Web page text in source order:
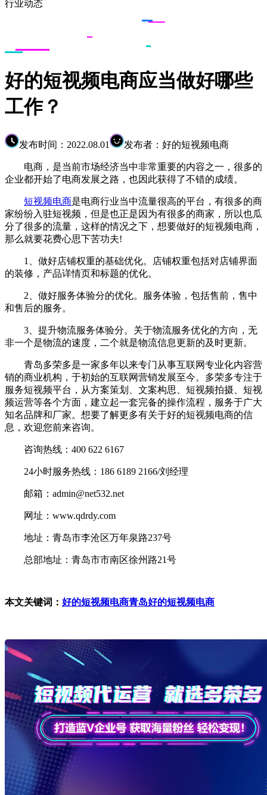
行业动态
好的短视频电商应当做好哪些
工作？
发布时间：2022.08.01 发布者：好的短视频电商
电商，是当前市场经济当中非常重要的内容之一，很多的
企业都开始了电商发展之路，也因此获得了不错的成绩。
短视频电商是电商行业当中流量很高的平台，有很多的商
家纷纷入驻短视频，但是也正是因为有很多的商家，所以也瓜
分了很多的流量，这样的情况之下，想要做好的短视频电商，
那么就要花费心思下苦功夫!
1、做好店铺权重的基础优化。店铺权重包括对店铺界面
的装修，产品详情页和标题的优化。
2、做好服务体验分的优化。服务体验，包括售前，售中
和售后的服务。
3、提升物流服务体验分。关于物流服务优化的方向，无
非一个是物流的速度，二个就是物流信息更新的及时更新。
青岛多荣多是一家多年以来专门从事互联网专业化内容营
销的商业机构，于初始的互联网营销发展至今。多荣多专注于
服务短视频平台，从方案策划、文案构思、短视频拍摄、短视
频运营等各个方面，建立起一套完备的操作流程，服务于广大
知名品牌和厂家。想要了解更多有关于好的短视频电商的信
息，欢迎您前来咨询。
咨询热线：400 622 6167
24小时服务热线：186 6189 2166/刘经理
邮箱：admin@net532.net
网址：www.qdrdy.com
地址：青岛市李沧区万年泉路237号
总部地址：青岛市市南区徐州路21号
本文关键词： 好的短视频电商青岛好的短视频电商